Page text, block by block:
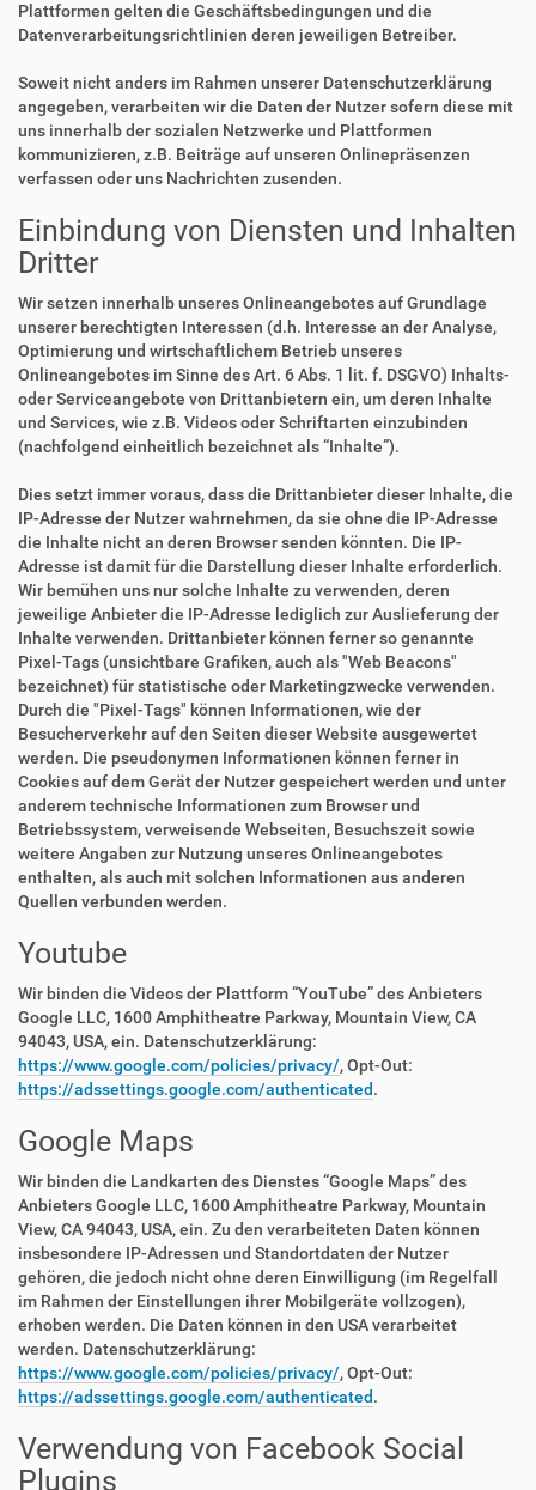
Plattformen gelten die Geschäftsbedingungen und die
Datenverarbeitungsrichtlinien deren jeweiligen Betreiber.
Soweit nicht anders im Rahmen unserer Datenschutzerklärung
angegeben, verarbeiten wir die Daten der Nutzer sofern diese mit
uns innerhalb der sozialen Netzwerke und Plattformen
kommunizieren, z.B. Beiträge auf unseren Onlinepräsenzen
verfassen oder uns Nachrichten zusenden.
Einbindung von Diensten und Inhalten
Dritter
Wir setzen innerhalb unseres Onlineangebotes auf Grundlage
unserer berechtigten Interessen (d.h. Interesse an der Analyse,
Optimierung und wirtschaftlichem Betrieb unseres
Onlineangebotes im Sinne des Art. 6 Abs. 1 lit. f. DSGVO) Inhalts-
oder Serviceangebote von Drittanbietern ein, um deren Inhalte
und Services, wie z.B. Videos oder Schriftarten einzubinden
(nachfolgend einheitlich bezeichnet als “Inhalte”).
Dies setzt immer voraus, dass die Drittanbieter dieser Inhalte, die
IP-Adresse der Nutzer wahrnehmen, da sie ohne die IP-Adresse
die Inhalte nicht an deren Browser senden könnten. Die IP-
Adresse ist damit für die Darstellung dieser Inhalte erforderlich.
Wir bemühen uns nur solche Inhalte zu verwenden, deren
jeweilige Anbieter die IP-Adresse lediglich zur Auslieferung der
Inhalte verwenden. Drittanbieter können ferner so genannte
Pixel-Tags (unsichtbare Grafiken, auch als "Web Beacons"
bezeichnet) für statistische oder Marketingzwecke verwenden.
Durch die "Pixel-Tags" können Informationen, wie der
Besucherverkehr auf den Seiten dieser Website ausgewertet
werden. Die pseudonymen Informationen können ferner in
Cookies auf dem Gerät der Nutzer gespeichert werden und unter
anderem technische Informationen zum Browser und
Betriebssystem, verweisende Webseiten, Besuchszeit sowie
weitere Angaben zur Nutzung unseres Onlineangebotes
enthalten, als auch mit solchen Informationen aus anderen
Quellen verbunden werden.
Youtube
Wir binden die Videos der Plattform “YouTube” des Anbieters
Google LLC, 1600 Amphitheatre Parkway, Mountain View, CA
94043, USA, ein. Datenschutzerklärung:
https://www.google.com/policies/privacy/, Opt-Out:
https://adssettings.google.com/authenticated.
Google Maps
Wir binden die Landkarten des Dienstes “Google Maps” des
Anbieters Google LLC, 1600 Amphitheatre Parkway, Mountain
View, CA 94043, USA, ein. Zu den verarbeiteten Daten können
insbesondere IP-Adressen und Standortdaten der Nutzer
gehören, die jedoch nicht ohne deren Einwilligung (im Regelfall
im Rahmen der Einstellungen ihrer Mobilgeräte vollzogen),
erhoben werden. Die Daten können in den USA verarbeitet
werden. Datenschutzerklärung:
https://www.google.com/policies/privacy/, Opt-Out:
https://adssettings.google.com/authenticated.
Verwendung von Facebook Social
Plugins